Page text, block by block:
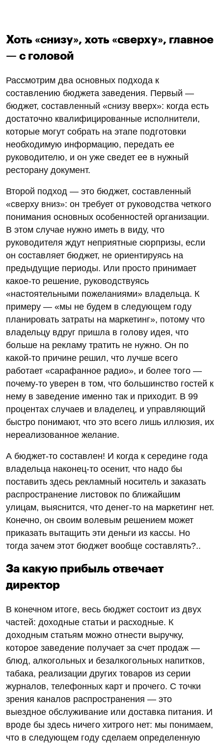
Хоть «снизу», хоть «сверху», главное
— с головой
Рассмотрим два основных подхода к
составлению бюджета заведения. Первый —
бюджет, составленный «снизу вверх»: когда есть
достаточно квалифицированные исполнители,
которые могут собрать на этапе подготовки
необходимую информацию, передать ее
руководителю, и он уже сведет ее в нужный
ресторану документ.
Второй подход — это бюджет, составленный
«сверху вниз»: он требует от руководства четкого
понимания основных особенностей организации.
В этом случае нужно иметь в виду, что
руководителя ждут неприятные сюрпризы, если
он составляет бюджет, не ориентируясь на
предыдущие периоды. Или просто принимает
какое-то решение, руководствуясь
«настоятельными пожеланиями» владельца. К
примеру — «мы не будем в следующем году
планировать затраты на маркетинг», потому что
владельцу вдруг пришла в голову идея, что
больше на рекламу тратить не нужно. Он по
какой-то причине решил, что лучше всего
работает «сарафанное радио», и более того —
почему-то уверен в том, что большинство гостей к
нему в заведение именно так и приходит. В 99
процентах случаев и владелец, и управляющий
быстро понимают, что это всего лишь иллюзия, их
нереализованное желание.
А бюджет-то составлен! И когда к середине года
владельца наконец-то осенит, что надо бы
поставить здесь рекламный носитель и заказать
распространение листовок по ближайшим
улицам, выяснится, что денег-то на маркетинг нет.
Конечно, он своим волевым решением может
приказать вытащить эти деньги из кассы. Но
тогда зачем этот бюджет вообще составлять?..
За какую прибыль отвечает
директор
В конечном итоге, весь бюджет состоит из двух
частей: доходные статьи и расходные. К
доходным статьям можно отнести выручку,
которое заведение получает за счет продаж —
блюд, алкогольных и безалкогольных напитков,
табака, реализации других товаров из серии
журналов, телефонных карт и прочего. С точки
зрения каналов распространения — это
выездное обслуживание или доставка питания. И
вроде бы здесь ничего хитрого нет: мы понимаем,
что в следующем году сделаем определенную